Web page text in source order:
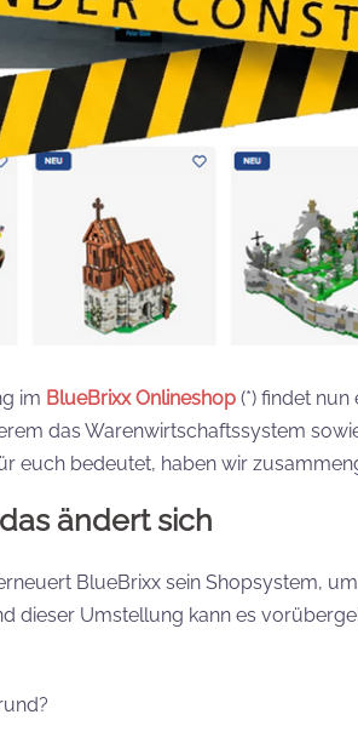
im BlueBrixx Onlineshop (*) findet nun
das Warenwirtschaftssystem
euch bedeutet, haben wir
ändert sich
BlueBrixx sein Shopsystem,
dieser Umstellung kann es